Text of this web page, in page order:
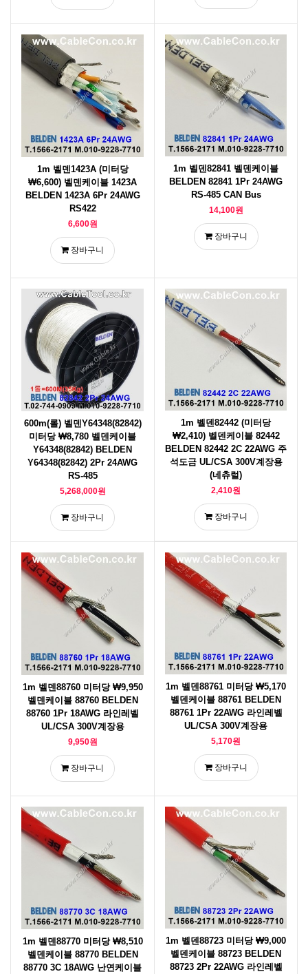
1m 벨덴1423A (미터당
₩6,600) 벨덴케이블 1423A
BELDEN 1423A 6Pr 24AWG
RS422
6,600원
장바구니
1m 벨덴82841 벨덴케이블
BELDEN 82841 1Pr 24AWG
RS-485 CAN Bus
14,100원
장바구니
600m(롤) 벨덴Y64348(82842)
미터당 ₩8,780 벨덴케이블
Y64348(82842) BELDEN
Y64348(82842) 2Pr 24AWG
RS-485
5,268,000원
장바구니
1m 벨덴82442 (미터당
₩2,410) 벨덴케이블 82442
BELDEN 82442 2C 22AWG 주
석도금 UL/CSA 300V계장용
(네츄럴)
2,410원
장바구니
1m 벨덴88760 미터당 ₩9,950
벨덴케이블 88760 BELDEN
88760 1Pr 18AWG 라인레벨
UL/CSA 300V계장용
9,950원
장바구니
1m 벨덴88761 미터당 ₩5,170
벨덴케이블 88761 BELDEN
88761 1Pr 22AWG 라인레벨
UL/CSA 300V계장용
5,170원
장바구니
1m 벨덴88770 미터당 ₩8,510
벨덴케이블 88770 BELDEN
88770 3C 18AWG 난연케이블
1m 벨덴88723 미터당 ₩9,000
벨덴케이블 88723 BELDEN
88723 2Pr 22AWG 라인레벨